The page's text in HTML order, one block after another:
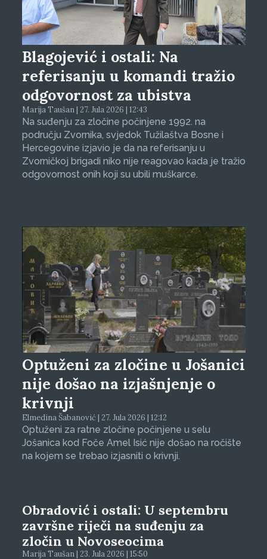
Blagojević i ostali: Na
referisanju u komandi tražio
odgovornost za ubistva
Marija Taušan | 27. Jula 2026 | 12:43
Na suđenju za zločine počinjene 1992. na
području Zvornika, svjedok Tužilaštva Bosne i
Hercegovine izjavio je da na referisanju u
Zvorničkoj brigadi niko nije reagovao kada je tražio
odgovornost onih koji su ubili muškarce.
Optuženi za zločine u Jošanici
nije došao na izjašnjenje o
krivnji
Elmedina Šabanović | 27. Jula 2026 | 12:12
Optuženi za ratne zločine počinjene u selu
Jošanica kod Foče Amel Isić nije došao na ročište
na kojem se trebao izjasniti o krivnji.
Obradović i ostali: U septembru
završne riječi na suđenju za
zločin u Novoseocima
Marija Taušan | 23. Jula 2026 | 15:50